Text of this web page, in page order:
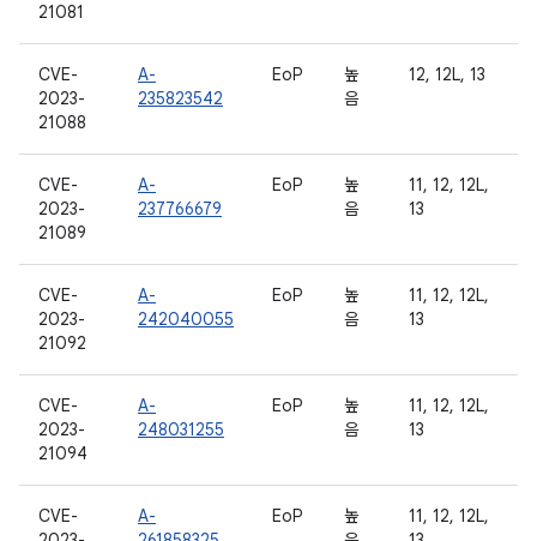
21081
CVE-
2023-
21088
A-
235823542
EoP
높
음
12, 12L, 13
CVE-
2023-
21089
A-
237766679
EoP
높
음
11, 12, 12L,
13
CVE-
2023-
21092
A-
242040055
EoP
높
음
11, 12, 12L,
13
CVE-
2023-
21094
A-
248031255
EoP
높
음
11, 12, 12L,
13
CVE-
A-
EoP
높
11, 12, 12L,